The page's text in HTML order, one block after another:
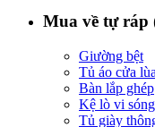
Mua về tự ráp
Giường bệt
Tủ áo cửa lùa
Bàn lắp ghép
Kệ lò vi sóng
Tủ giày